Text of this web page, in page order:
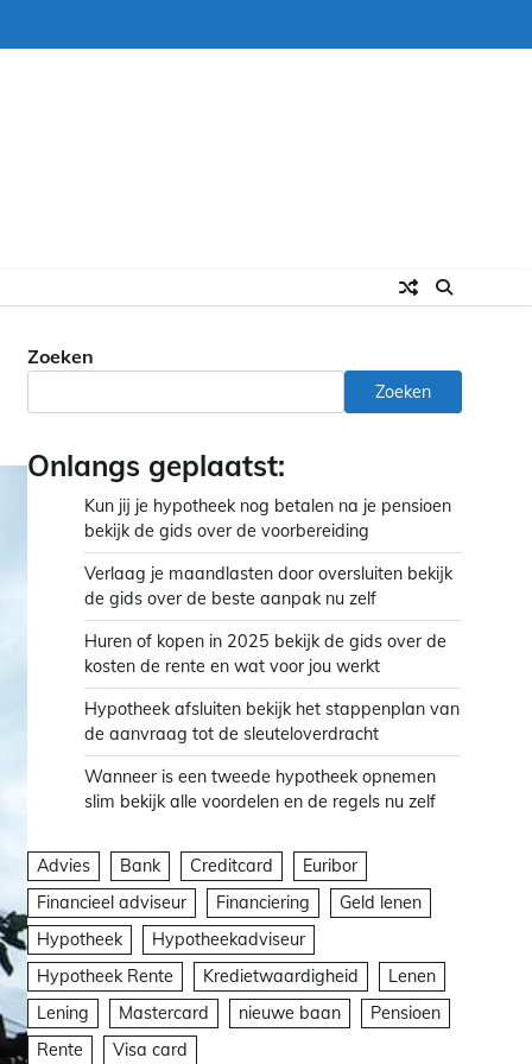
Zoeken
Zoeken
Onlangs geplaatst:
Kun jij je hypotheek nog betalen na je pensioen
bekijk de gids over de voorbereiding
Verlaag je maandlasten door oversluiten bekijk
de gids over de beste aanpak nu zelf
Huren of kopen in 2025 bekijk de gids over de
kosten de rente en wat voor jou werkt
Hypotheek afsluiten bekijk het stappenplan van
de aanvraag tot de sleuteloverdracht
Wanneer is een tweede hypotheek opnemen
slim bekijk alle voordelen en de regels nu zelf
Advies Bank Creditcard
Euribor
Financieel adviseur
Financiering
Geld lenen
Hypotheek
Hypotheekadviseur
Hypotheek Rente
Kredietwaardigheid
Lenen
Lening
Mastercard nieuwe baan
Pensioen
Rente
Visa card